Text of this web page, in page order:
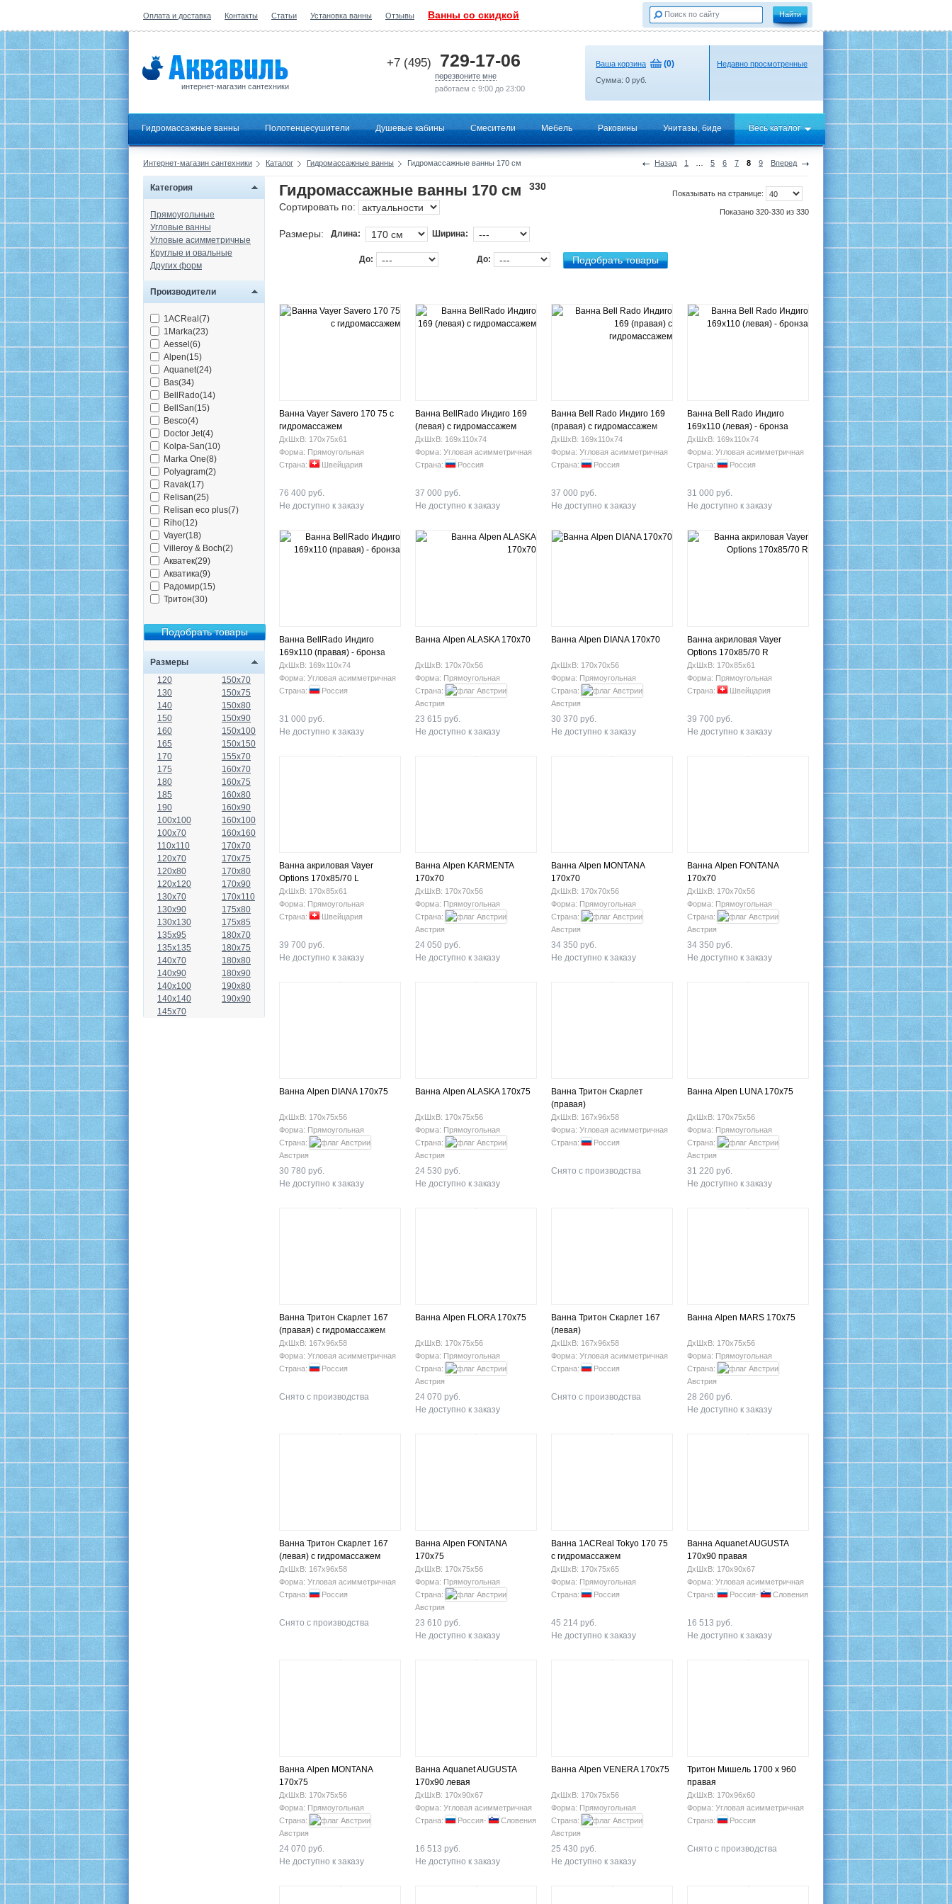
Оплата и доставка Контакты Статьи Установка ванны Отзывы Ванны со скидкой
интернет-магазин сантехники
+7 (495) 729-17-06
перезвоните мне
работаем с 9:00 до 23:00
Ваша корзина (0)
Сумма: 0 руб.
Недавно просмотренные
Гидромассажные ванны Полотенцесушители Душевые кабины Смесители Мебель Раковины Унитазы, биде Весь каталог
Назад 1 5 6 7 8 9 Вперед
Интернет-магазин сантехники Каталог Гидромассажные ванны Гидромассажные ванны 170 см
Категория
Прямоугольные
Угловые ванны
Угловые асимметричные
Круглые и овальные
Других форм
Производители
1ACReal(7)
1Marka(23)
Aessel(6)
Alpen(15)
Aquanet(24)
Bas(34)
BellRado(14)
BellSan(15)
Besco(4)
Doctor Jet(4)
Kolpa-San(10)
Marka One(8)
Polyagram(2)
Ravak(17)
Relisan(25)
Relisan eco plus(7)
Riho(12)
Vayer(18)
Villeroy & Boch(2)
Акватек(29)
Акватика(9)
Радомир(15)
Тритон(30)
Размеры
120
130
140
150
160
165
170
175
180
185
190
100x100
100x70
110x110
120x70
120x80
120x120
130x70
130x90
130x130
135x95
135x135
140x70
140x90
140x100
140x140
145x70
150x70
150x75
150x80
150x90
150x100
150x150
155x70
160x70
160x75
160x80
160x90
160x100
160x160
170x70
170x75
170x80
170x90
170x110
175x80
175x85
180x70
180x75
180x80
180x90
190x80
190x90
Показывать на странице:
Показано 320-330 из 330
Гидромассажные ванны 170 см
330
Сортировать по:
Размеры: Длина: Ширина:
До: До:
Ванна Vayer Savero 170 75 с
гидромассажем
ДхШхВ: 170х75х61
Форма: Прямоугольная
Страна:
Швейцария
76 400 руб.
Не доступно к заказу
Ванна BellRado Индиго 169
(левая) с гидромассажем
ДхШхВ: 169х110х74
Форма: Угловая асимметричная
Страна:
Россия
37 000 руб.
Не доступно к заказу
Ванна Bell Rado Индиго 169
(правая) с гидромассажем
ДхШхВ: 169х110х74
Форма: Угловая асимметричная
Страна:
Россия
37 000 руб.
Не доступно к заказу
Ванна Bell Rado Индиго
169х110 (левая) - бронза
ДхШхВ: 169х110х74
Форма: Угловая асимметричная
Страна:
Россия
31 000 руб.
Не доступно к заказу
Ванна BellRado Индиго
169х110 (правая) - бронза
ДхШхВ: 169х110х74
Форма: Угловая асимметричная
Страна:
Россия
31 000 руб.
Не доступно к заказу
Ванна Alpen ALASKA 170x70
ДхШхВ: 170х70х56
Форма: Прямоугольная
Страна:
Австрия
23 615 руб.
Не доступно к заказу
Ванна Alpen DIANA 170x70
ДхШхВ: 170х70х56
Форма: Прямоугольная
Страна:
Австрия
30 370 руб.
Не доступно к заказу
Ванна акриловая Vayer
Options 170х85/70 R
ДхШхВ: 170х85х61
Форма: Прямоугольная
Страна:
Швейцария
39 700 руб.
Не доступно к заказу
Ванна акриловая Vayer
Options 170х85/70 L
ДхШхВ: 170х85х61
Форма: Прямоугольная
Страна:
Швейцария
39 700 руб.
Не доступно к заказу
Ванна Alpen KARMENTA
170x70
ДхШхВ: 170х70х56
Форма: Прямоугольная
Страна:
Австрия
24 050 руб.
Не доступно к заказу
Ванна Alpen MONTANA
170x70
ДхШхВ: 170х70х56
Форма: Прямоугольная
Страна:
Австрия
34 350 руб.
Не доступно к заказу
Ванна Alpen FONTANA
170x70
ДхШхВ: 170х70х56
Форма: Прямоугольная
Страна:
Австрия
34 350 руб.
Не доступно к заказу
Ванна Alpen DIANA 170x75
ДхШхВ: 170х75х56
Форма: Прямоугольная
Страна:
Австрия
30 780 руб.
Не доступно к заказу
Ванна Alpen ALASKA 170x75
ДхШхВ: 170х75х56
Форма: Прямоугольная
Страна:
Австрия
24 530 руб.
Не доступно к заказу
Ванна Тритон Скарлет
(правая)
ДхШхВ: 167х96х58
Форма: Угловая асимметричная
Страна:
Россия
Снято с производства
Ванна Alpen LUNA 170x75
ДхШхВ: 170х75х56
Форма: Прямоугольная
Страна:
Австрия
31 220 руб.
Не доступно к заказу
Ванна Тритон Скарлет 167
(правая) с гидромассажем
ДхШхВ: 167х96х58
Форма: Угловая асимметричная
Страна:
Россия
Снято с производства
Ванна Alpen FLORA 170x75
ДхШхВ: 170х75х56
Форма: Прямоугольная
Страна:
Австрия
24 070 руб.
Не доступно к заказу
Ванна Тритон Скарлет 167
(левая)
ДхШхВ: 167х96х58
Форма: Угловая асимметричная
Страна:
Россия
Снято с производства
Ванна Alpen MARS 170x75
ДхШхВ: 170х75х56
Форма: Прямоугольная
Страна:
Австрия
28 260 руб.
Не доступно к заказу
Ванна Тритон Скарлет 167
(левая) с гидромассажем
ДхШхВ: 167х96х58
Форма: Угловая асимметричная
Страна:
Россия
Снято с производства
Ванна Alpen FONTANA
170x75
ДхШхВ: 170х75х56
Форма: Прямоугольная
Страна:
Австрия
23 610 руб.
Не доступно к заказу
Ванна 1ACReal Tokyo 170 75
с гидромассажем
ДхШхВ: 170х75х65
Форма: Прямоугольная
Страна:
Россия
45 214 руб.
Не доступно к заказу
Ванна Aquanet AUGUSTA
170x90 правая
ДхШхВ: 170х90х67
Форма: Угловая асимметричная
Страна:
Россия- Словения
16 513 руб.
Не доступно к заказу
Ванна Alpen MONTANA
170x75
ДхШхВ: 170х75х56
Форма: Прямоугольная
Страна:
Австрия
24 070 руб.
Не доступно к заказу
Ванна Aquanet AUGUSTA
170x90 левая
ДхШхВ: 170х90х67
Форма: Угловая асимметричная
Страна:
Россия- Словения
16 513 руб.
Не доступно к заказу
Ванна Alpen VENERA 170x75
ДхШхВ: 170х75х56
Форма: Прямоугольная
Страна:
Австрия
25 430 руб.
Не доступно к заказу
Тритон Мишель 1700 х 960
правая
ДхШхВ: 170х96х60
Форма: Угловая асимметричная
Страна:
Россия
Снято с производства